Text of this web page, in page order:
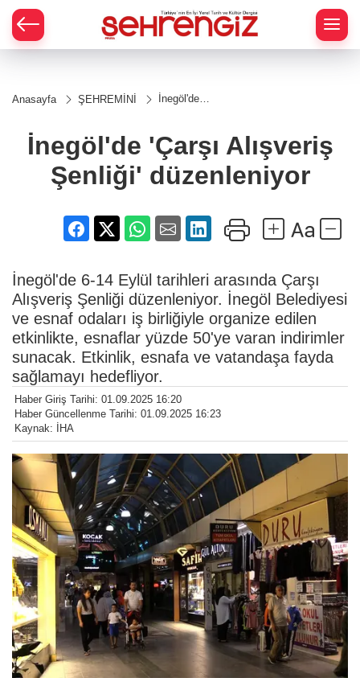
Anasayfa ŞEHREMİNİ
İnegöl'de
Şenliği'
düzenleniyor
İnegöl'de 'Çarşı Alışveriş
Şenliği' düzenleniyor
İnegöl'de 6-14 Eylül tarihleri arasında Çarşı
Alışveriş Şenliği düzenleniyor. İnegöl Belediyesi
ve esnaf odaları iş birliğiyle organize edilen
etkinlikte, esnaflar yüzde 50'ye varan indirimler
sunacak. Etkinlik, esnafa ve vatandaşa fayda
sağlamayı hedefliyor.
Haber Giriş Tarihi: 01.09.2025 16:20
Haber Güncellenme Tarihi: 01.09.2025 16:23
Kaynak: İHA